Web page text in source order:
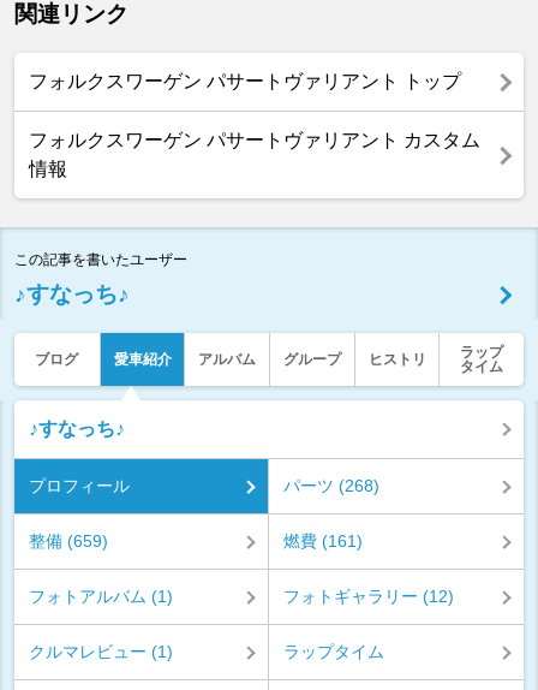
関連リンク
フォルクスワーゲン パサートヴァリアント トップ
フォルクスワーゲン パサートヴァリアント カスタム
情報
この記事を書いたユーザー
♪すなっち♪
ブログ 愛車紹介 アルバム グループ ヒストリ
ラップ
タイム
♪すなっち♪
プロフィール パーツ (268)
整備 (659) 燃費 (161)
フォトアルバム (1) フォトギャラリー (12)
クルマレビュー (1) ラップタイム